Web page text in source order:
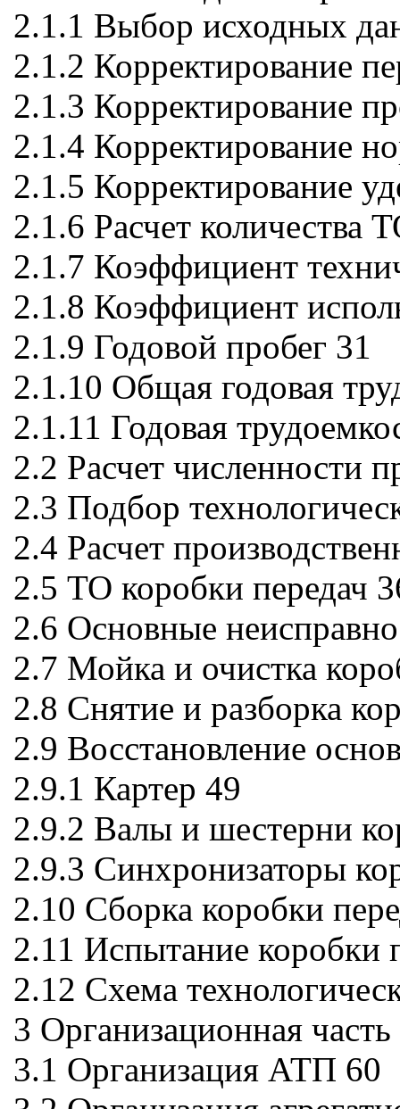
2.1.1 Выбор исходных
2.1.2 Корректирование
2.1.3 Корректирование
2.1.4 Корректирование
2.1.5 Корректирование
2.1.6 Расчет количества
2.1.7 Коэффициент
2.1.8 Коэффициент
2.1.9 Годовой пробег 31
2.1.10 Общая годовая
2.1.11 Годовая
2.2 Расчет численности
2.3 Подбор
2.4 Расчет
2.5 ТО коробки передач
2.6 Основные
2.7 Мойка и очистка
2.8 Снятие и разборка
2.9 Восстановление
2.9.1 Картер 49
2.9.2 Валы и шестерни
2.9.3 Синхронизаторы
2.10 Сборка коробки
2.11 Испытание коробки
2.12 Схема
3 Организационная
3.1 Организация АТП 60